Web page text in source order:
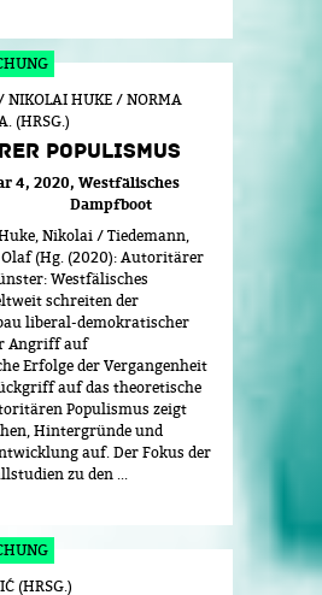
NIKOLAI HUKE / NORMA
(HRSG.)
POPULISMUS
4, 2020 Westfälisches
Dampfboot
Nikolai / Tiedemann,
(Hg. (2020): Autoritärer
Westfälisches
schreiten der
liberal-demokratischer
Angriff auf
Erfolge der Vergangenheit
auf das theoretische
Populismus zeigt
Hintergründe und
auf. Der Fokus der
zu den ...
(HRSG.)